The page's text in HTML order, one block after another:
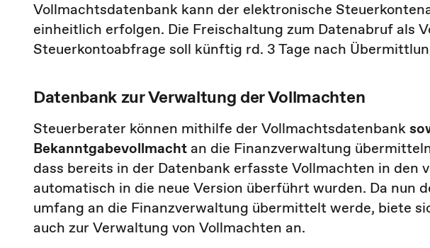
Vollmachtsdatenbank kann der elektronische
einheitlich erfolgen. Die Freischaltung zum Datenabruf als
Steuerkontoabfrage soll künftig rd. 3 Tage nach
Datenbank zur Verwaltung der Vollmachten
Steuerberater können mithilfe der Vollmachtsdatenbank
Bekanntgabevollmacht an die Finanzverwaltung
dass bereits in der Datenbank erfasste Vollmachten in den
automatisch in die neue Version überführt wurden. Da nun
umfang an die Finanzverwaltung übermittelt werde, biete
auch zur Verwaltung von Vollmachten an.